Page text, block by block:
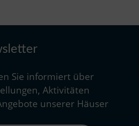
Sie informiert über
Aktivitäten
unserer Häuser